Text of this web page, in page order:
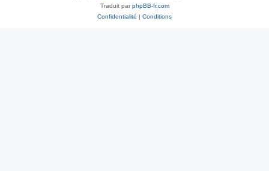
Traduit parphpBB-fr.com
Confidentialité | Conditions